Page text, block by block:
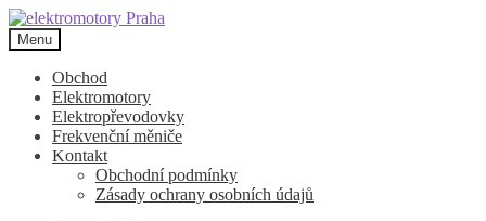
Přeskočit
na
navigaci
Přejít
k
obsahu
webu
Menu
Obchod
Elektromotory
Elektropřevodovky
Frekvenční měniče
Kontakt
Obchodní podmínky
Zásady ochrany osobních údajů